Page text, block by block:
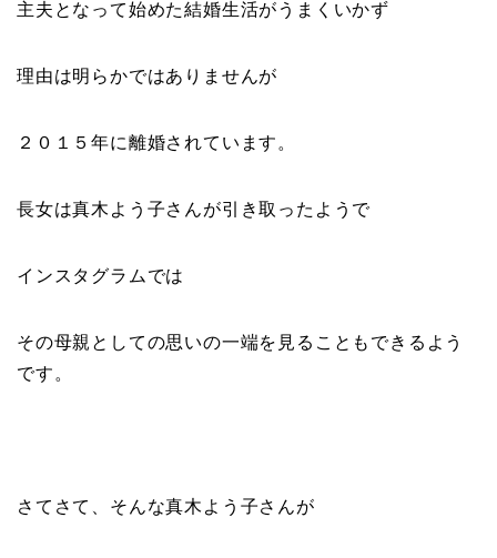
主夫となって始めた結婚生活がうまくいかず
理由は明らかではありませんが
２０１５年に離婚されています。
長女は真木よう子さんが引き取ったようで
インスタグラムでは
その母親としての思いの一端を見ることもできるよう
です。
さてさて、そんな真木よう子さんが